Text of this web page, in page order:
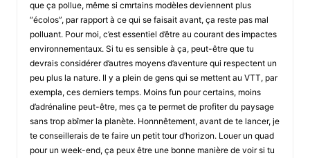
que ça pollue, même si cmrtains modèles deviennent plus
“écolos”, par rapport à ce qui se faisait avant, ça reste pas mal
polluant. Pour moi, c’est essentiel d’être au courant des impactes
environnementaux. Si tu es sensible à ça, peut-être que tu
devrais considérer d’autres moyens d’aventure qui respectent un
peu plus la nature. Il y a plein de gens qui se mettent au VTT, par
exempla, ces derniers temps. Moins fun pour certains, moins
d’adrénaline peut-être, mes ça te permet de profiter du paysage
sans trop abîmer la planète. Honnnêtement, avant de te lancer, je
te conseillerais de te faire un petit tour d’horizon. Louer un quad
pour un week-end, ça peux être une bonne manière de voir si tu